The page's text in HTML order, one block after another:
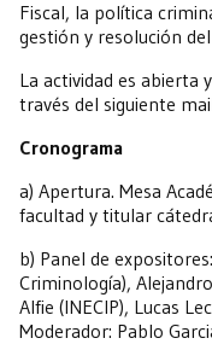
Fiscal, la política
gestión y resolución
La actividad es abierta
través del siguiente
Cronograma
a) Apertura. Mesa
facultad y titular
b) Panel de
Criminología),
Alfie (INECIP), Lucas
Moderador: Pablo